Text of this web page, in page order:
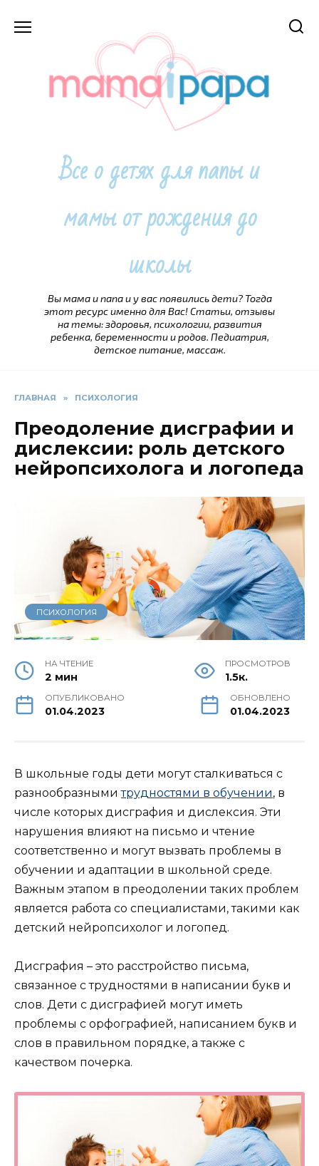
Все о детях для папы и
мамы от рождения до
школы
Вы мама и папа и у вас появились дети? Тогда
этот ресурс именно для Вас! Статьи, отзывы
на темы: здоровья, психологии, развития
ребенка, беременности и родов. Педиатрия,
детское питание, массаж.
ГЛАВНАЯ » ПСИХОЛОГИЯ
Преодоление дисграфии и
дислексии: роль детского
нейропсихолога и логопеда
ПСИХОЛОГИЯ
НА ЧТЕНИЕ
2 мин
ПРОСМОТРОВ
1.5к.
ОПУБЛИКОВАНО
01.04.2023
ОБНОВЛЕНО
01.04.2023
В школьные годы дети могут сталкиваться с
разнообразнымитрудностями в обучении, в
числе которых дисграфия и дислексия. Эти
нарушения влияют на письмо и чтение
соответственно и могут вызвать проблемы в
обучении и адаптации в школьной среде.
Важным этапом в преодолении таких проблем
является работа со специалистами, такими как
детский нейропсихолог и логопед.
Дисграфия – это расстройство письма,
связанное с трудностями в написании букв и
слов. Дети с дисграфией могут иметь
проблемы с орфографией, написанием букв и
слов в правильном порядке, а также с
качеством почерка.